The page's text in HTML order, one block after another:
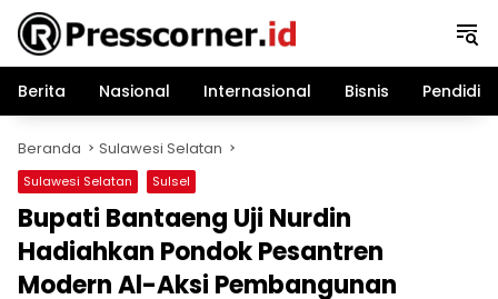
Langsung
konten
Berita
Nasional Internasional Bisnis
Beranda Sulawesi Selatan
Sulawesi Selatan Sulsel
Bupati Bantaeng Uji Nurdin
Hadiahkan Pondok Pesantren
Modern Al-Aksi Pembangunan